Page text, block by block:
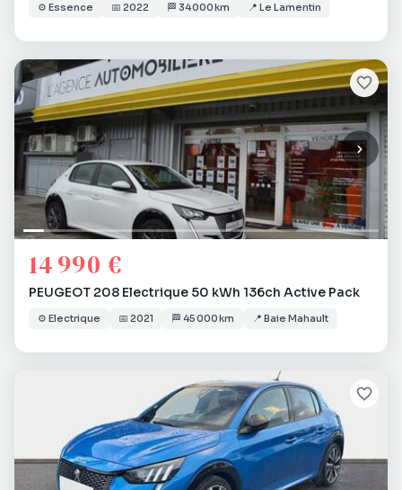
⚙️ Essence 📅 2022 🏁 34 000 km 📍 Le Lamentin
14 990 €
PEUGEOT 208 Electrique 50 kWh 136ch Active Pack
⚙️ Electrique 📅 2021 🏁 45 000 km 📍 Baie Mahault